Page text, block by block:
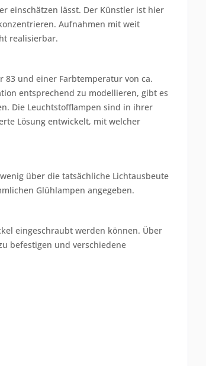
einschätzen lässt. Der Künstler ist hier
Aufnahmen mit weit
realisierbar.
83 und einer Farbtemperatur von ca.
entsprechend zu modellieren, gibt es
Die Leuchtstofflampen sind in ihrer
Lösung entwickelt, mit welcher
über die tatsächliche Lichtausbeute
Glühlampen angegeben.
eingeschraubt werden können. Über
befestigen und verschiedene